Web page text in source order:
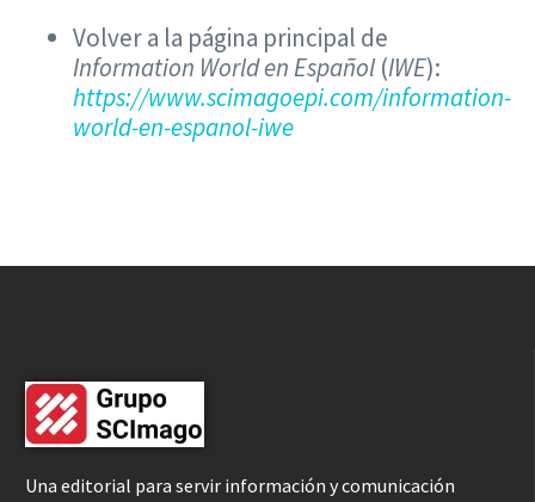
Volver a la página principal de
Information World en Español (IWE):
https://www.scimagoepi.com/information-
world-en-espanol-iwe
Una editorial para servir información y comunicación